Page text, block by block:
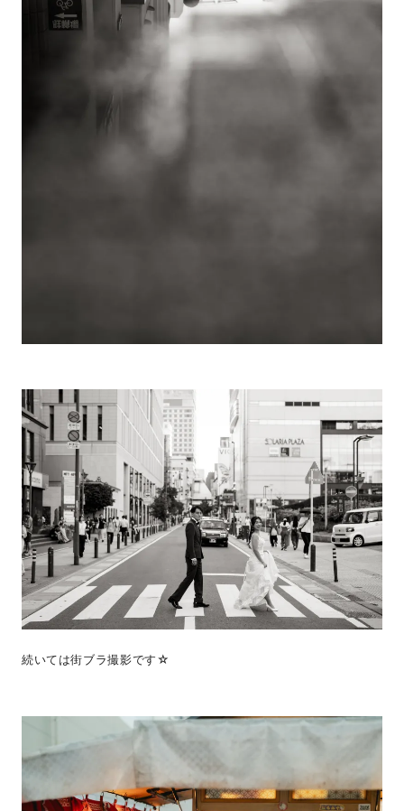
続いては街ブラ撮影です☆